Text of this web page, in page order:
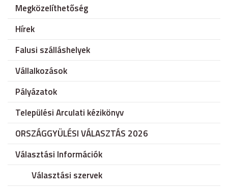
Megközelíthetőség
Hírek
Falusi szálláshelyek
Vállalkozások
Pályázatok
Települési Arculati kézikönyv
ORSZÁGGYÜLÉSI VÁLASZTÁS 2026
Választási Információk
Választási szervek